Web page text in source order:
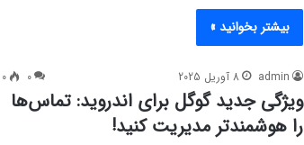
بیشتر بخوانید »
admin 8 آوریل 2025 0
0
ویژگی جدید گوگل برای اندروید: تماس‌ها
را هوشمندتر مدیریت کنید!